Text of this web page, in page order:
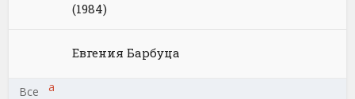
(1984)
Евгения Барбуца
Все
а